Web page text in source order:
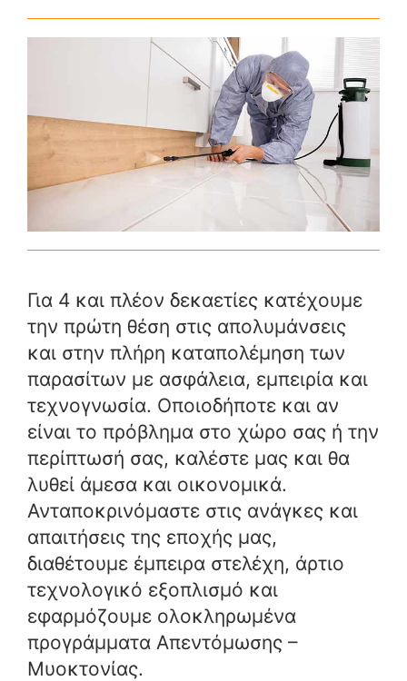
Για 4 και πλέον δεκαετίες κατέχουμε
την πρώτη θέση στις απολυμάνσεις
και στην πλήρη καταπολέμηση των
παρασίτων με ασφάλεια, εμπειρία και
τεχνογνωσία. Οποιοδήποτε και αν
είναι το πρόβλημα στο χώρο σας ή την
περίπτωσή σας, καλέστε μας και θα
λυθεί άμεσα και οικονομικά.
Ανταποκρινόμαστε στις ανάγκες και
απαιτήσεις της εποχής μας,
διαθέτουμε έμπειρα στελέχη, άρτιο
τεχνολογικό εξοπλισμό και
εφαρμόζουμε ολοκληρωμένα
προγράμματα Απεντόμωσης –
Μυοκτονίας.